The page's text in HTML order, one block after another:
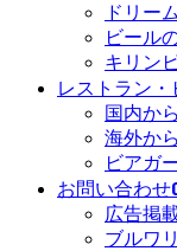
ドリー
ビール
キリン
レストラン・
国内か
海外か
ビアガ
お問い合わせ
広告掲
ブルワ